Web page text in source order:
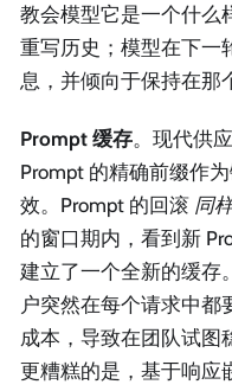
教会模型它是一个什么
重写历史；模型在下一
息，并倾向于保持在那
Prompt 缓存。现代供
Prompt 的精确前缀作
效。Prompt 的回滚 同
的窗口期内，看到新
建立了一个全新的缓存
户突然在每个请求中都
成本，导致在团队试图
更糟糕的是，基于响应